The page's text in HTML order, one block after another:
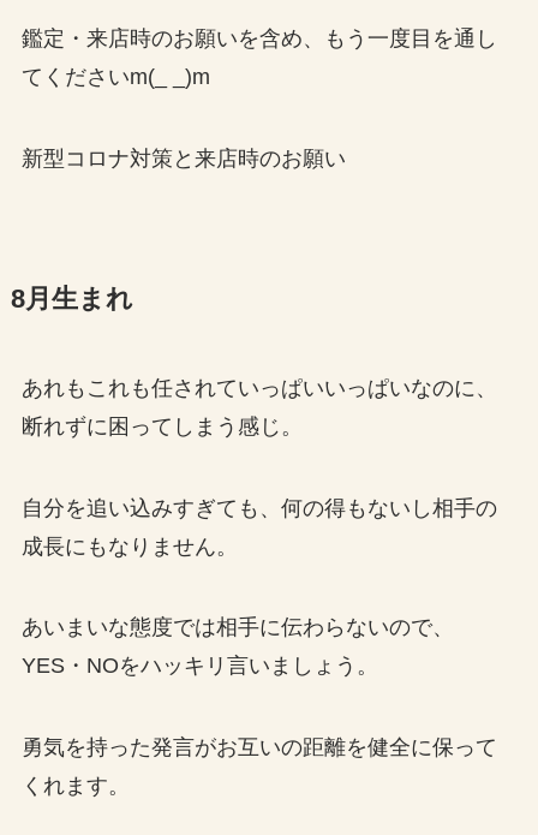
鑑定・来店時のお願いを含め、もう一度目を通し
てくださいm(_ _)m
新型コロナ対策と来店時のお願い
8月生まれ
あれもこれも任されていっぱいいっぱいなのに、
断れずに困ってしまう感じ。
自分を追い込みすぎても、何の得もないし相手の
成長にもなりません。
あいまいな態度では相手に伝わらないので、
YES・NOをハッキリ言いましょう。
勇気を持った発言がお互いの距離を健全に保って
くれます。